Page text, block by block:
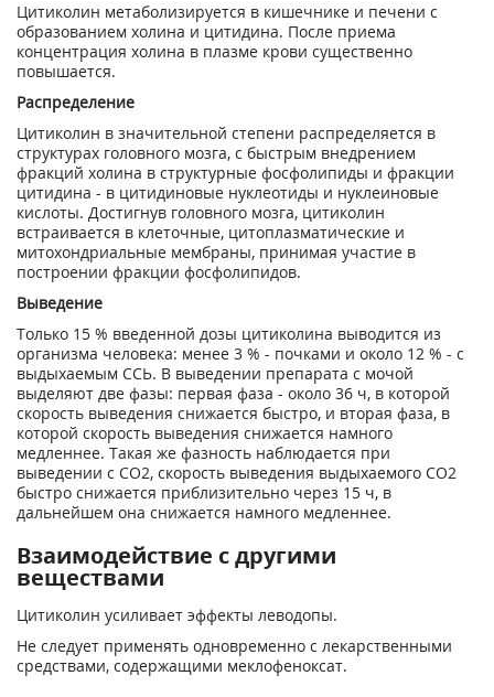
Цитиколин метаболизируется в кишечнике и печени с
образованием холина и цитидина. После приема
концентрация холина в плазме крови существенно
повышается.
Распределение
Цитиколин в значительной степени распределяется в
структурах головного мозга, с быстрым внедрением
фракций холина в структурные фосфолипиды и фракции
цитидина - в цитидиновые нуклеотиды и нуклеиновые
кислоты. Достигнув головного мозга, цитиколин
встраивается в клеточные, цитоплазматические и
митохондриальные мембраны, принимая участие в
построении фракции фосфолипидов.
Выведение
Только 15 % введенной дозы цитиколина выводится из
организма человека: менее 3 % - почками и около 12 % - с
выдыхаемым ССЬ. В выведении препарата с мочой
выделяют две фазы: первая фаза - около 36 ч, в которой
скорость выведения снижается быстро, и вторая фаза, в
которой скорость выведения снижается намного
медленнее. Такая же фазность наблюдается при
выведении с СО2, скорость выведения выдыхаемого СО2
быстро снижается приблизительно через 15 ч, в
дальнейшем она снижается намного медленнее.
Взаимодействие с другими
веществами
Цитиколин усиливает эффекты леводопы.
Не следует применять одновременно с лекарственными
средствами, содержащими меклофеноксат.